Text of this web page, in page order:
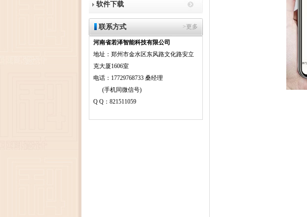
软件下载
联系方式 >更多
河南省若泽智能科技有限公司
地址：郑州市金水区东风路文化路安立
克大厦1606室
电话：17729768733 桑经理
(手机同微信号)
Q Q：821511059